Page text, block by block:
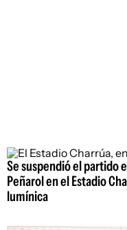
Se suspendió el partido
Peñarol en el Estadio
lumínica